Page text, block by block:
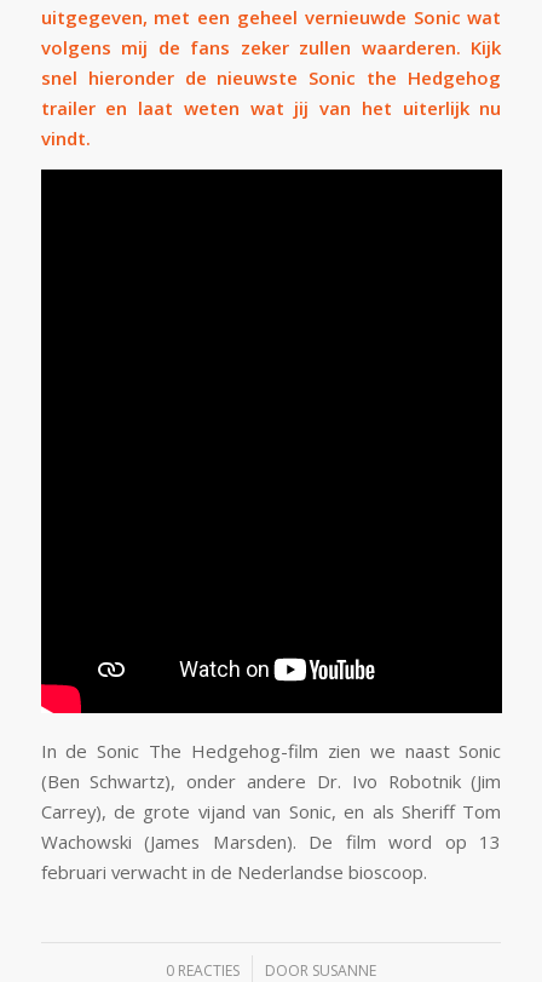
uitgegeven, met een geheel vernieuwde Sonic wat
volgens mij de fans zeker zullen waarderen. Kijk
snel hieronder de nieuwste Sonic the Hedgehog
trailer en laat weten wat jij van het uiterlijk nu
vindt.
In de Sonic The Hedgehog-film zien we naast Sonic
(Ben Schwartz), onder andere Dr. Ivo Robotnik (Jim
Carrey), de grote vijand van Sonic, en als Sheriff Tom
Wachowski (James Marsden). De film word op 13
februari verwacht in de Nederlandse bioscoop.
0 REACTIES
/ DOOR SUSANNE